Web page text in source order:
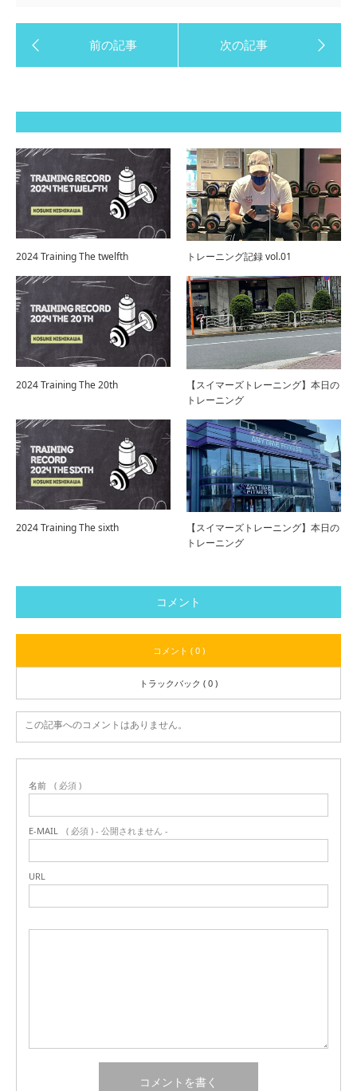
2024 Training The twelfth トレーニング記録 vol.01
2024 Training The 20th
【スイマーズトレーニング】本日の
トレーニング
2024 Training The sixth
【スイマーズトレーニング】本日の
トレーニング
コメント
コメント ( 0 )
トラックバック ( 0 )
この記事へのコメントはありません。
名前 ( 必須 )
E-MAIL ( 必須 ) - 公開されません -
URL